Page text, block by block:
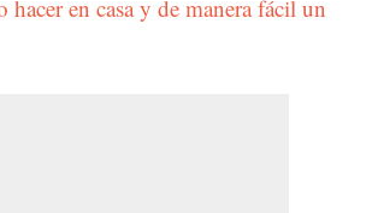
hacer en casa y de manera fácil un